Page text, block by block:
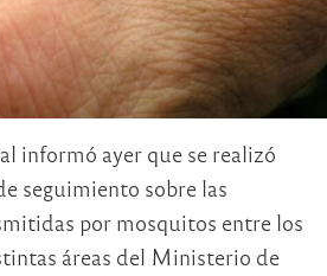
informó ayer que se realizó
seguimiento sobre las
por mosquitos entre los
áreas del Ministerio de